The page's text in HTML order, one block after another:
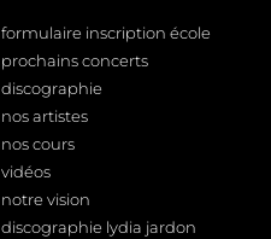
formulaire inscription école
prochains concerts
discographie
nos artistes
nos cours
vidéos
notre vision
discographie lydia jardon